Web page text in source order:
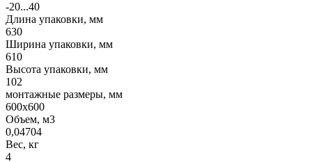
-20...40
Длина упаковки, мм
630
Ширина упаковки, мм
610
Высота упаковки, мм
102
монтажные размеры, мм
600x600
Объем, м3
0,04704
Вес, кг
4